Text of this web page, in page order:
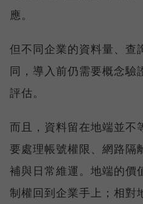
應。
但不同企業的資料量、查
同，導入前仍需要概念驗
評估。
而且，資料留在地端並不
要處理帳號權限、網路隔
補與日常維運。地端的價
制權回到企業手上；相對